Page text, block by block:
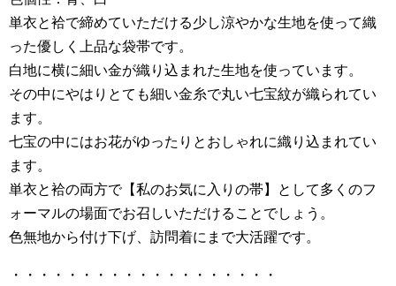
単衣と袷で締めていただける少し涼やかな生地を使って織
った優しく上品な袋帯です。
白地に横に細い金が織り込まれた生地を使っています。
その中にやはりとても細い金糸で丸い七宝紋が織られてい
ます。
七宝の中にはお花がゆったりとおしゃれに織り込まれてい
ます。
単衣と袷の両方で【私のお気に入りの帯】として多くのフ
ォーマルの場面でお召しいただけることでしょう。
色無地から付け下げ、訪問着にまで大活躍です。
・・・・・・・・・・・・・・・・・・・